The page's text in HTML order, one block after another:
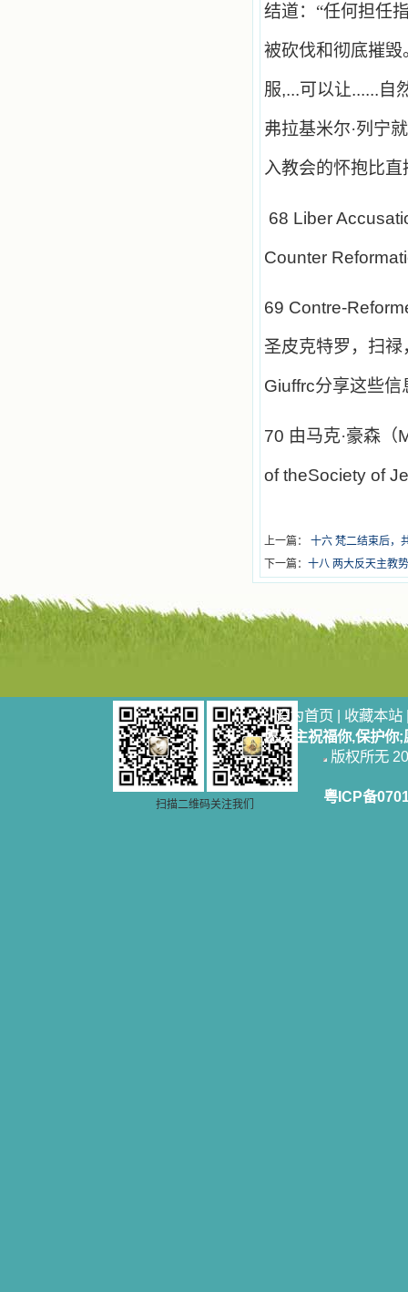
结道：“任何担任
被砍伐和彻底摧
服,...可以让...... 自
弗拉基米尔·列宁
入教会的怀抱比
68 Liber
Counter
69 Contre-
圣皮克特罗，扫
Giuffrc分享这些信
70 由马克·豪森（
of theSociety of
上一篇：
十六 梵二结束后，
下一篇： 十八 两大反天主教
扫描二维码关注我们
设为首页 | 收藏本站
愿天主祝福你,保护你
版权所无
粤ICP备